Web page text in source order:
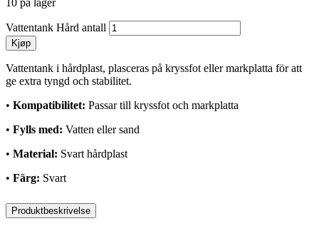
Vattentank Hård antall
Kjøp
Vattentank i hårdplast, plasceras på kryssfot eller markplatta för att
ge extra tyngd och stabilitet.
• Kompatibilitet: Passar till kryssfot och markplatta
• Fylls med: Vatten eller sand
• Material: Svart hårdplast
• Färg: Svart
Produktbeskrivelse